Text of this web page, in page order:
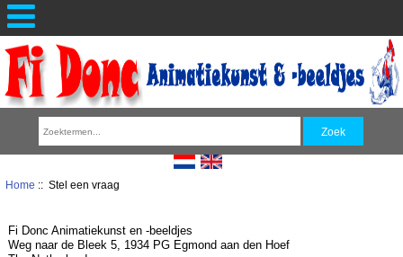
Home :: Stel een vraag
Fi Donc Animatiekunst en -beeldjes
Weg naar de Bleek 5, 1934 PG Egmond aan den Hoef